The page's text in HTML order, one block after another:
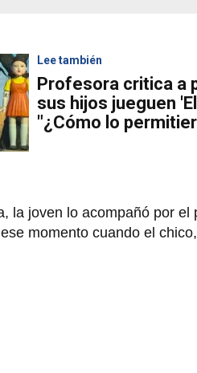
Lee también
Profesora critica a
sus hijos jueguen
"¿Cómo lo
la joven lo acompañó por
momento cuando el